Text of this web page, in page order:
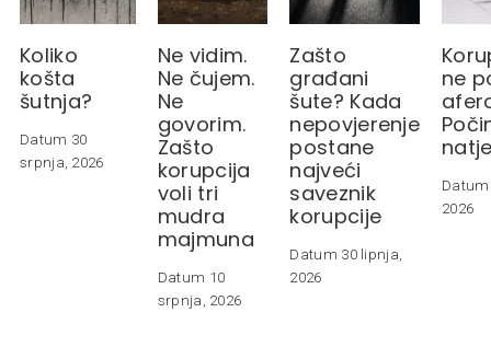
Koliko
košta
šutnja?
Datum 30
srpnja, 2026
Ne vidim.
Ne čujem.
Ne
govorim.
Zašto
korupcija
voli tri
mudra
majmuna
Datum 10
srpnja, 2026
Zašto
građani
šute? Kada
nepovjerenje
postane
najveći
saveznik
korupcije
Datum 30 lipnja,
2026
ne
2026